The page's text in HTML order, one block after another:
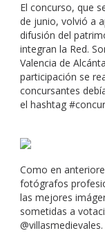
El concurso, que
de junio, volvió a
difusión del
integran la Red.
Valencia de
participación se
concursantes
el hashtag
Como en
fotógrafos
las mejores
sometidas a
@villasmedievales.